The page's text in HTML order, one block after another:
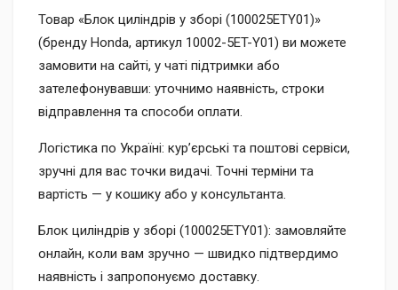
Товар «Блок циліндрів у зборі (100025ETY01)»
(бренду Honda, артикул 10002-5ET-Y01) ви можете
замовити на сайті, у чаті підтримки або
зателефонувавши: уточнимо наявність, строки
відправлення та способи оплати.
Логістика по Україні: кур’єрські та поштові сервіси,
зручні для вас точки видачі. Точні терміни та
вартість — у кошику або у консультанта.
Блок циліндрів у зборі (100025ETY01): замовляйте
онлайн, коли вам зручно — швидко підтвердимо
наявність і запропонуємо доставку.